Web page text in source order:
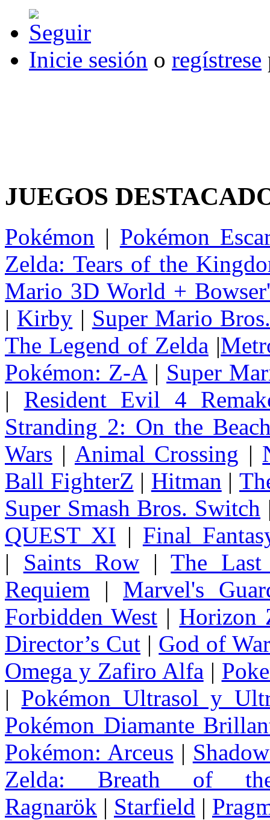
Inicie sesión o regístrese
JUEGOS
Pokémon | Pokémon
Zelda: Tears of the
Mario 3D World +
| Kirby | Super Mario
The Legend of Zelda |
Pokémon: Z-A | Super
| Resident Evil 4
Stranding 2: On the
Wars | Animal Crossing |
Ball FighterZ | Hitman |
Super Smash Bros. Switch
QUEST XI | Final
| Saints Row |The
Requiem | Marvel's
Forbidden West | Horizon
Director’s Cut | God of
Omega y Zafiro Alfa |
| Pokémon Ultrasol y
Pokémon Diamante
Pokémon: Arceus |
Zelda: Breath of
Ragnarök | Starfield |